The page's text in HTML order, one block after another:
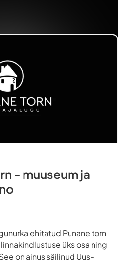
- muuseum ja
ehitatud Punane torn
üks osa ning
on ainus säilinud Uus-